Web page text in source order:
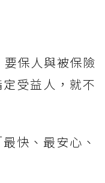
保人與被保險
受益人，就不
快、最安心、